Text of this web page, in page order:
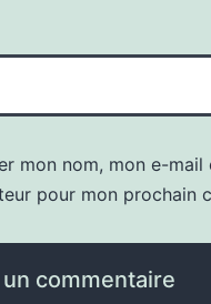
mon nom, mon e-
pour mon prochain